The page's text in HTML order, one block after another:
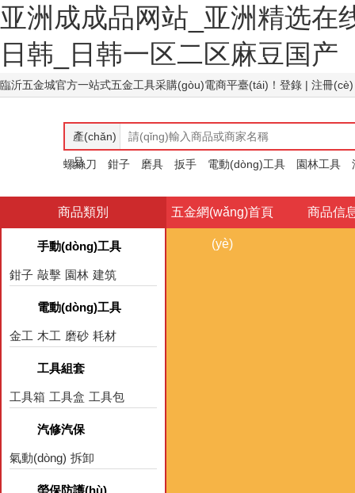
亚洲成成品网站_亚洲精选在
日韩_日韩一区二区麻豆国产
臨沂五金城官方一站式五金工具采購(gòu)電商平臺(tái)！ 登錄 | 注冊(cè)
品
螺絲刀
商品類別
手動(dòng)工具
鉗子 敲擊 園林 建筑
電動(dòng)工具
金工 木工 磨砂 耗材
工具組套
工具箱 工具盒 工具包
汽修汽保
氣動(dòng) 拆卸
勞保防護(hù)
五金網(wǎng)首頁
(yè)
商品信